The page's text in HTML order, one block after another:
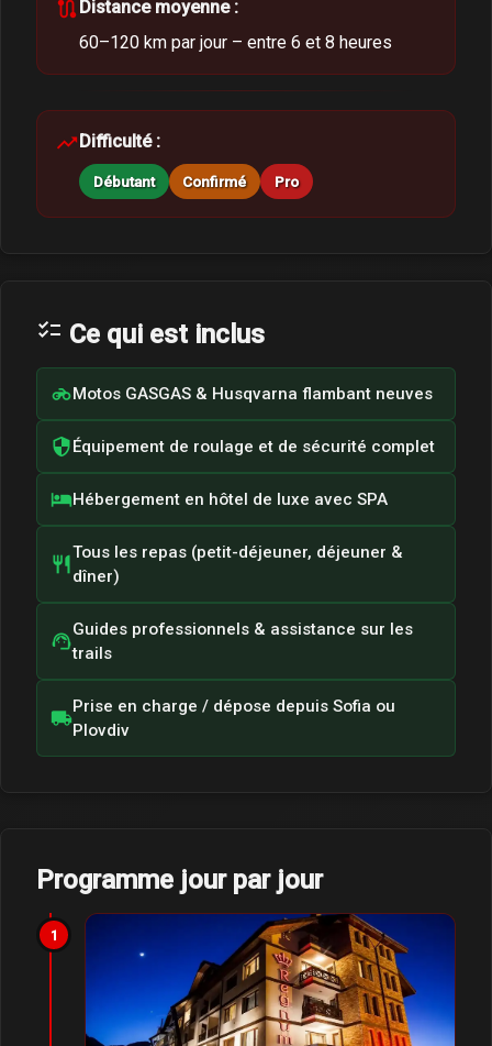
délicieuse cuisine locale et crée des souvenirs
routeDistance moyenne :
60–120 km par jour – entre 6 et 8 heures
trending_upDifficulté :
Débutant Confirmé Pro
checklist Ce qui est inclus
motorcycleMotos GASGAS & Husqvarna flambant neuves
security Équipement de roulage et de sécurité complet
hotelHébergement en hôtel de luxe avec SPA
restaurant
Tous les repas (petit-déjeuner, déjeuner &
dîner)
support_agent
Guides professionnels & assistance sur les
trails
local_shipping
Prise en charge / dépose depuis Sofia ou
Plovdiv
Programme jour par jour
1